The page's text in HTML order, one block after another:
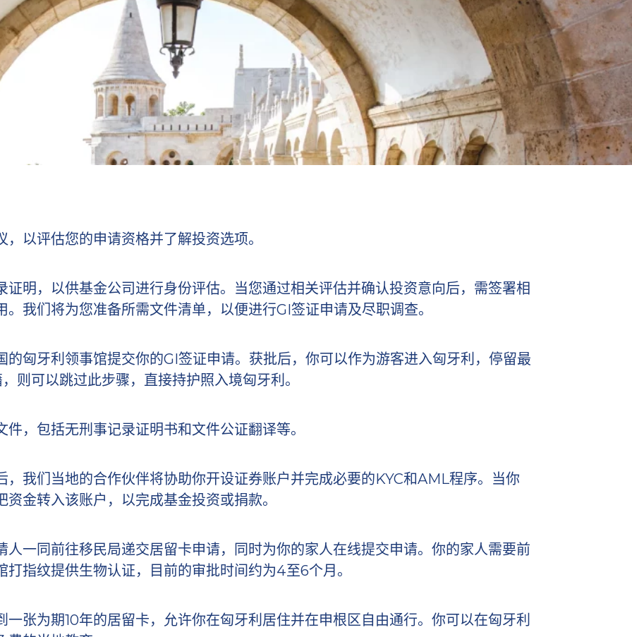
以评估您的申请资格并了解投资选项。
明，以供基金公司进行身份评估。当您通过相关评估并确认投资意向后，需签署相
我们将为您准备所需文件清单，以便进行GI签证申请及尽职调查。
的匈牙利领事馆提交你的GI签证申请。获批后，你可以作为游客进入匈牙利，停留最
则可以跳过此步骤，直接持护照入境匈牙利。
，包括无刑事记录证明书和文件公证翻译等。
，我们当地的合作伙伴将协助你开设证券账户并完成必要的KYC和AML程序。当你
金转入该账户，以完成基金投资或捐款。
人一同前往移民局递交居留卡申请，同时为你的家人在线提交申请。你的家人需要前
指纹提供生物认证，目前的审批时间约为4至6个月。
张为期10年的居留卡，允许你在匈牙利居住并在申根区自由通行。你可以在匈牙利